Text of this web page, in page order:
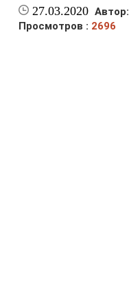
27.03.2020 Автор:
Просмотров : 2696